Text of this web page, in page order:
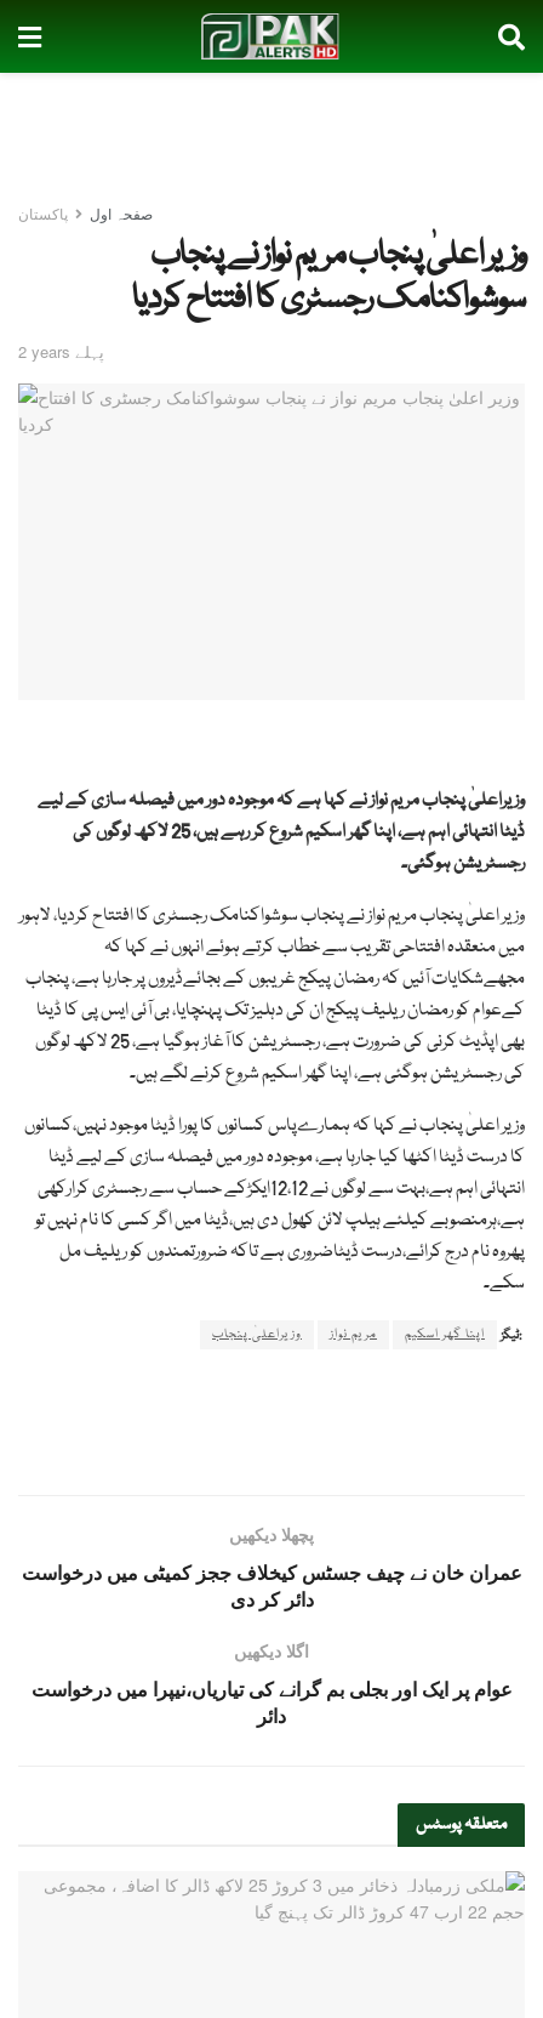
صفحہ اول پاکستان
وزیر اعلیٰ پنجاب مریم نواز نے پنجاب
سوشواکنامک رجسٹری کا افتتاح کردیا
2 years پہلے
وزیراعلیٰ پنجاب مریم نواز نے کہا ہے کہ موجودہ دور میں فیصلہ سازی کے لیے
ڈیٹا انتہائی اہم ہے، اپنا گھر اسکیم شروع کر رہے ہیں، 25 لاکھ لوگوں کی
رجسٹریشن ہوگئی۔
وزیر اعلیٰ پنجاب مریم نواز نے پنجاب سوشواکنامک رجسٹری کا افتتاح کردیا، لاہور
میں منعقدہ افتتاحی تقریب سے خطاب کرتے ہوئے انہوں نے کہا کہ
مجھےشکایات آئیں کہ رمضان پیکج غریبوں کے بجائےڈیروں پر جارہا ہے، پنجاب
کےعوام کو رمضان ریلیف پیکج ان کی دہلیز تک پہنچایا، بی آئی ایس پی کا ڈیٹا
بھی اپڈیٹ کرنی کی ضرورت ہے، رجسٹریشن کا آغاز ہوگیا ہے، 25 لاکھ لوگوں
کی رجسٹریشن ہوگئی ہے، اپنا گھر اسکیم شروع کرنے لگے ہیں۔
وزیر اعلیٰ پنجاب نے کہا کہ ہمارےپاس کسانوں کا پورا ڈیٹا موجود نہیں،کسانوں
کا درست ڈیٹا اکٹھا کیا جارہا ہے، موجودہ دور میں فیصلہ سازی کے لیے ڈیٹا
انتہائی اہم ہے،بہت سے لوگوں نے 12،12ایکڑکے حساب سے رجسٹری کرارکھی
ہے،ہرمنصوبے کیلئے ہیلپ لائن کھول دی ہیں،ڈیٹا میں اگر کسی کا نام نہیں تو
پھروہ نام درج کرائے،درست ڈیٹاضروری ہے تاکہ ضرورتمندوں کو ریلیف مل
سکے۔
ٹیگز: اپنا گھر اسکیم مریم نواز وزیراعلیٰ پنجاب
پچھلا دیکھیں
عمران خان نے چیف جسٹس کیخلاف ججز کمیٹی میں درخواست
دائر کر دی
اگلا دیکھیں
عوام پر ایک اور بجلی بم گرانے کی تیاریاں،نیپرا میں درخواست
دائر
متعلقہپوسٹس